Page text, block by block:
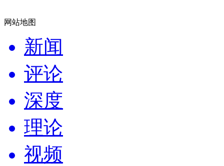
网站地图
新闻
评论
深度
理论
视频